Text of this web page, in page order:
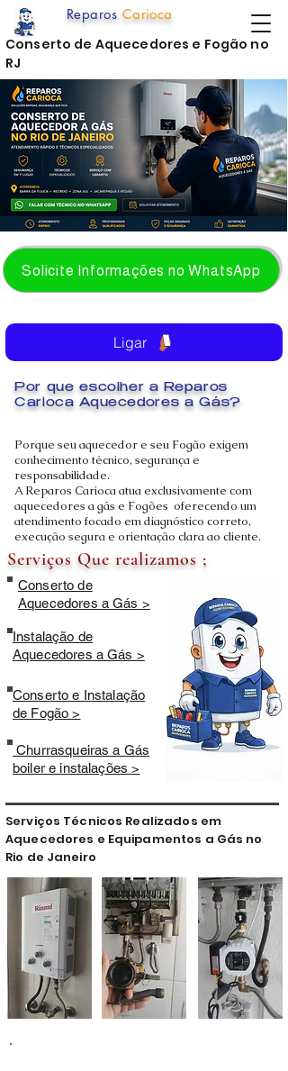
Solicite Informações no WhatsApp
Porque seu aquecedor e seu Fogão exigem
conhecimento técnico, segurança e
responsabilidade.
A Reparos Carioca atua exclusivamente com
aquecedores a gás e Fogões oferecendo um
atendimento focado em diagnóstico correto,
execução segura e orientação clara ao cliente.
Reparos Carioca
Por que escolher a Reparos
Carioca Aquecedores a Gás?
Serviços Que realizamos ;
Conserto de
Aquecedores a Gás >
Instalação de
Aquecedores a Gás >
Conserto e Instalação
de Fogão >
Churrasqueiras a Gás
boiler e instalações >
Ligar
Conserto de Aquecedores e Fogão no
RJ
Serviços Técnicos Realizados em
Aquecedores e Equipamentos a Gás no
Rio de Janeiro